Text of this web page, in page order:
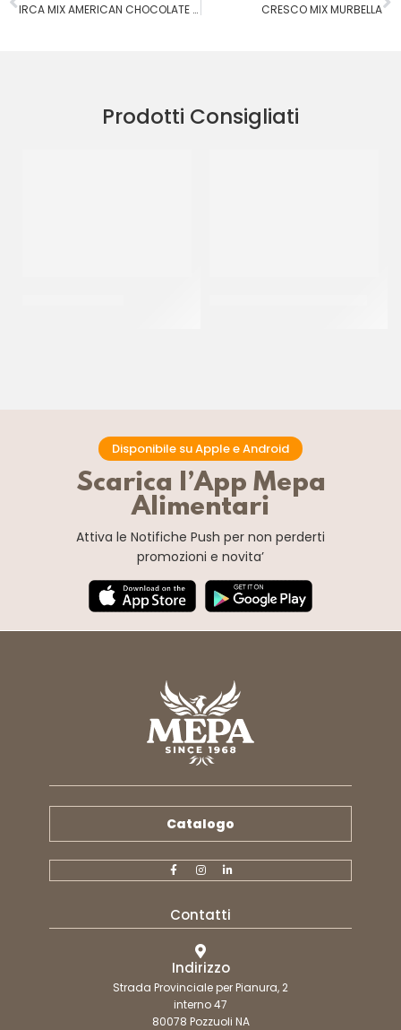
IRCA MIX AMERICAN CHOCOLATE COOKIES CRESCO MIX MURBELLA
Prodotti Consigliati
Disponibile su Apple e Android
Scarica l’App Mepa
Alimentari
Attiva le Notifiche Push per non perderti
promozioni e novita’
Catalogo
Contatti
Indirizzo
Strada Provinciale per Pianura, 2
interno 47
80078 Pozzuoli NA